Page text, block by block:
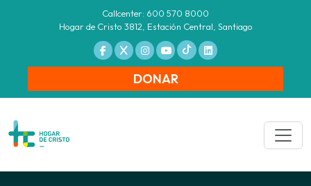
Callcenter: 600 570 8000
Hogar de Cristo 3812, Estación Central, Santiago
DONAR